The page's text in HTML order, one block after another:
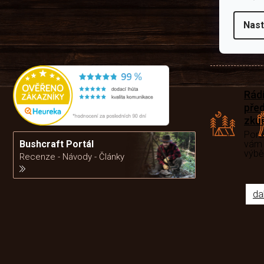
Bushcraft Portál
Recenze - Návody - Články
Rádi
vám